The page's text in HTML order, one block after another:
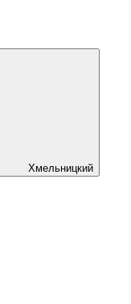
Хмельницкий